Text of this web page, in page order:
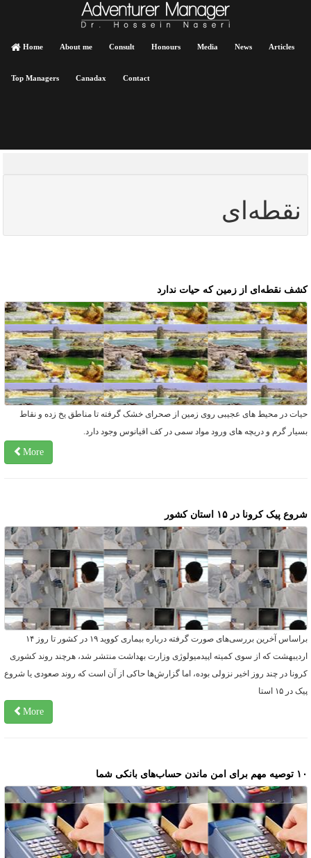
Home About me Consult Honours Media News Articles
Top Managers Canadax Contact
نقطه‌ای
نقطه‌ای از زمین که حیات ندارد
در محیط های عجیبی روی زمین از صحرای خشک گرفته تا مناطق یخ زده و نقاط
گرم و دریچه های ورود مواد سمی در کف اقیانوس وجود دارد.
More
پیک کرونا در ۱۵ استان کشور
براساس آخرین بررسی‌های صورت گرفته درباره بیماری کووید ۱۹ در کشور تا روز ۱۴
که از سوی کمیته اپیدمیولوژی وزارت بهداشت منتشر شد، هرچند روند کشوری
در چند روز اخیر نزولی بوده، اما گزارش‌ها حاکی از آن است که روند صعودی یا شروع
در ۱۵ استا
More
حساب‌های بانکی شما